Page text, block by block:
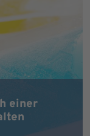
einer